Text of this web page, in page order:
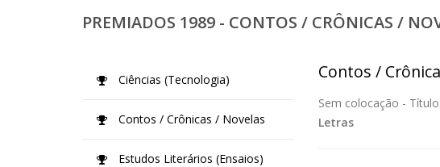
PREMIADOS 1989 - CONTOS / CRÔNICAS /
Contos /
Sem colocação - Título:
Letras
Ciências (Tecnologia)
Contos / Crônicas / Novelas
Estudos Literários (Ensaios)